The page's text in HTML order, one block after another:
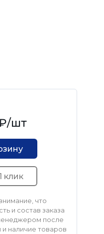
слесарно-
/шт
клик
что
и состав заказа
после
наличие товаров